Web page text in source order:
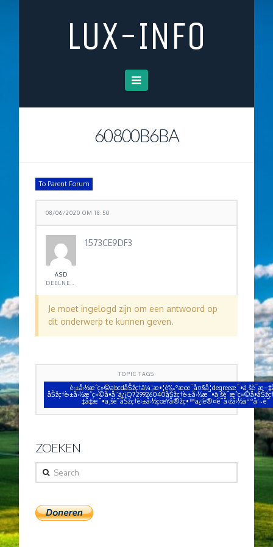
LUX-INFO
Navigation
60800B6BA
To Parent Forum
08/06/2020 OM 18:50
ASD
1573CE9DF3
Je moet ingelogd zijn om een antwoord op
dit onderwerp te kunnen geven.
TOPIC TAGS
‡å‡­æ¯•ä¸šè¯åŠžç†è‹±å›½çœŸå®žç•™ä¿¡è®¤è¯å›žå›½äººå‘˜è¯
ZOEKEN
Search